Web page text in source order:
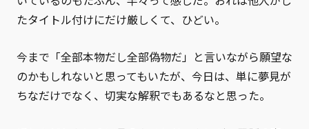
たタイトル付けにだけ厳しくて、ひどい。
今まで「全部本物だし全部偽物だ」と言いながら願望な
のかもしれないと思ってもいたが、今日は、単に夢見が
ちなだけでなく、切実な解釈でもあるなと思った。